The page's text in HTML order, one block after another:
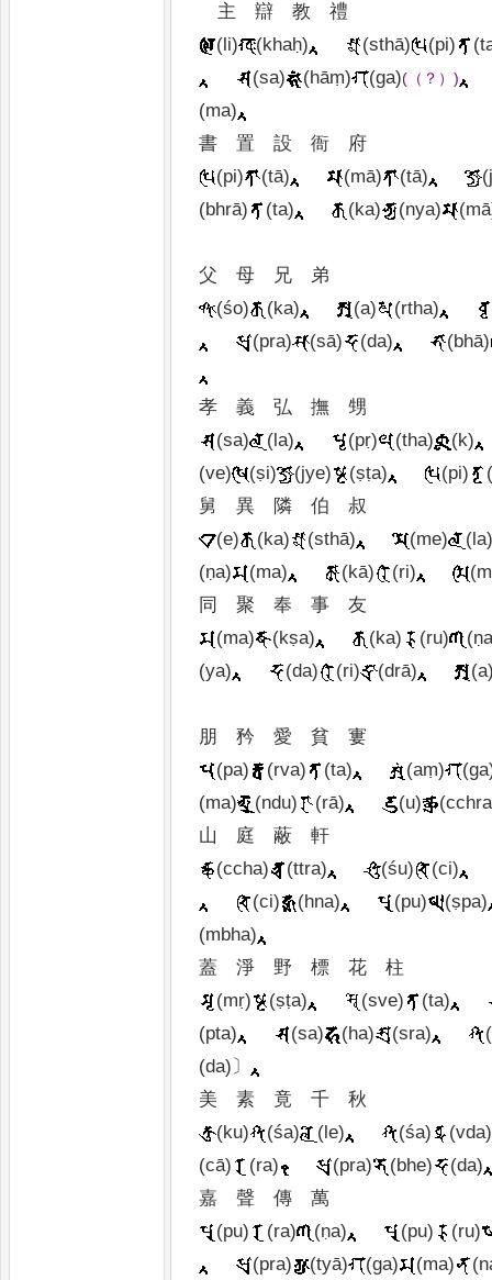
主
辯 教
禮
(li)
(khaḥ) (sthā) (pi)
(sa)
(hāṃ) (ga)( （ ？ ）)
(ma)
書
置 設 衙
府
(pi)
(tā) (mā) (tā)
(bhrā)
(ta) (ka) (nya)
父 母 兄
弟
(śo)
(ka) (a)
(rtha)
(pra)
(sā) (da) (bhā)
孝 義 弘 撫
甥
(sa)
(la) (pṛ) (tha)
(k)
(ve)
(ṣi) (jye) (ṣṭa) (pi)
舅
異 隣 伯
叔
(e)
(ka) (sthā) (me)
(ṇa)
(ma) (kā) (ri)
同
聚 奉 事
友
(ma)
(kṣa) (ka) (ru)
(ya)
(da) (ri) (drā)
朋 矜 愛 貧
寠
(pa)
(rva) (ta) (aṃ)
(ma)
(ndu) (rā) (u)
山
庭 蔽
軒
(ccha)
(ttra) (śu)
(ci)
(ci)
(hna) (pu)
(ṣpa)
(mbha)
蓋
淨 野 標 花
柱
(mṛ)
(ṣṭa) (sve)
(ta)
(pta)
(sa) (ha) (sra)
(da) 〕
美
素 竟 千
秋
(ku)
(śa) (le) (śa)
(vda)
(cā)
(ra) (pra) (bhe)
(da)
嘉
聲 傳
萬
(pu)
(ra) (ṇa) (pu)
(ru)
(pra)
(tyā) (ga) (ma)